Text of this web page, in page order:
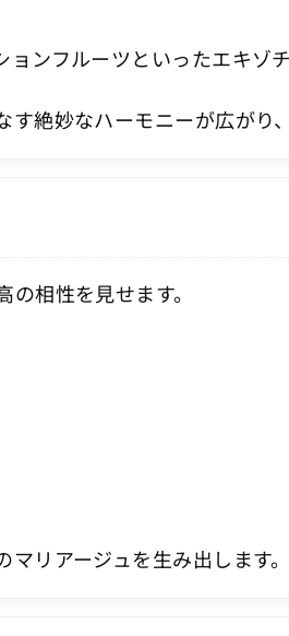
ンフルーツといったエキ
絶妙なハーモニーが広がり
相性を見せます。
リアージュを生み出します。